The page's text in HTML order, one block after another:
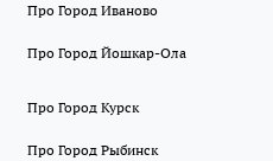
Про Город Иваново
Про Город Йошкар-Ола
Про Город Курск
Про Город Рыбинск